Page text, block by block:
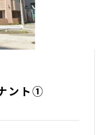
ント①